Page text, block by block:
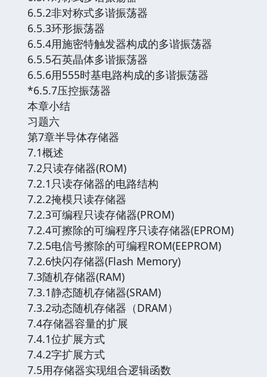
6.5.2非对称式多谐振荡器
6.5.3环形振荡器
6.5.4用施密特触发器构成的多谐振荡器
6.5.5石英晶体多谐振荡器
6.5.6用555时基电路构成的多谐振荡器
*6.5.7压控振荡器
本章小结
习题六
第7章半导体存储器
7.1概述
7.2只读存储器(ROM)
7.2.1只读存储器的电路结构
7.2.2掩模只读存储器
7.2.3可编程只读存储器(PROM)
7.2.4可擦除的可编程序只读存储器(EPROM)
7.2.5电信号擦除的可编程ROM(EEPROM)
7.2.6快闪存储器(Flash Memory)
7.3随机存储器(RAM)
7.3.1静态随机存储器(SRAM)
7.3.2动态随机存储器（DRAM）
7.4存储器容量的扩展
7.4.1位扩展方式
7.4.2字扩展方式
7.5用存储器实现组合逻辑函数